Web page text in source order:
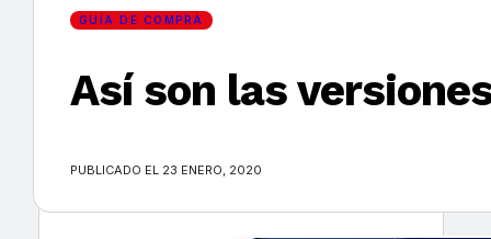
GUÍA DE COMPRA
Así son las
PUBLICADO EL 23 ENERO, 2020